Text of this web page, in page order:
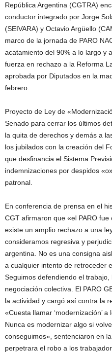
República Argentina (CGTRA)
conductor integrado por Jorge
(SEIVARA) y Octavio Argüello
marco de la jornada de PARO
acatamiento del 90% a lo largo y
fuerza en rechazo a la Reforma
aprobada por Diputados en la
febrero.
Proyecto de Ley de
Senado para cerrar los últimos
la quita de derechos y demás a
los jubilados con la creación del
que desfinancia el Sistema
indemnizaciones por despidos
patronal.
En conferencia de prensa en el
CGT afirmaron que «el PARO
existe un amplio rechazo a una
consideramos regresiva y
argentina. No es una consigna
a cualquier intento de retroceder
Seguimos defendiendo el
negociación colectiva. El PARO
la actividad y cargó así contra la
«Cuesta llamar ‘modernización’
Nunca es modernizar algo si
conseguimos», sentenciaron en
perpetrara el robo a los